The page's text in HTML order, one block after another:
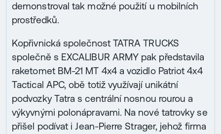
demonstroval tak možné použití u mobilních
prostředků.
Kopřivnická společnost TATRA TRUCKS
společně s EXCALIBUR ARMY pak představila
raketomet BM-21 MT 4x4 a vozidlo Patriot 4x4
Tactical APC, obě totiž využívají unikátní
podvozky Tatra s centrální nosnou rourou a
výkyvnými polonápravami. Na nové tatrovky se
přišel podívat i Jean-Pierre Strager, jehož firma